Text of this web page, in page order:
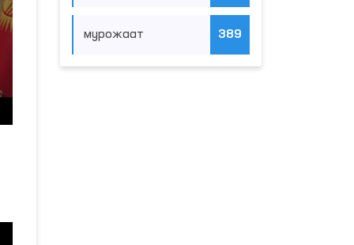
мурожаат 389